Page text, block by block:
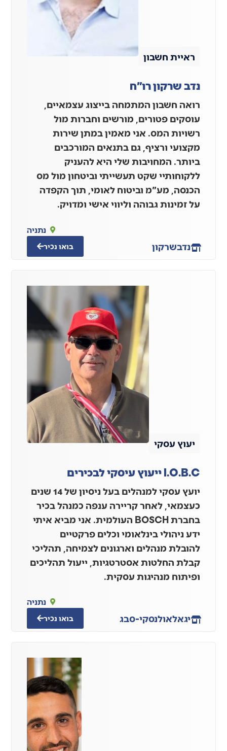
ראיית חשבון
נדב שרקון רו"ח
רואה חשבון המתמחה בייצוג עצמאיים,
עוסקים פטורים, מורשים וחברות מול
רשויות המס. אני מאמין במתן שירות
מקצועי ורציף, גם בתנאים המורכבים
ביותר. המחויבות שלי היא להעניק
ללקוחותיי שקט תעשייתי וביטחון מול מס
הכנסה, מע"מ וביטוח לאומי, תוך הקפדה
על זמינות גבוהה וליווי אישי ומדויק.
נדבשרקון
נתניה
בואו נכיר
יעוץ עסקי
I.O.B.C ייעוץ עיסקי לבכירים
יועץ עסקי למנהלים בעל ניסיון של 14 שנים
כעצמאי, לאחר קריירה ענפה כמנהל בכיר
בחברת BOSCH העולמית. אני מביא איתי
ידע ניהולי בינלאומי וכלים פרקטיים
להובלת מנהלים וארגונים לצמיחה, תהליכי
קבלת החלטות אסטרטגיות, ייעול תהליכים
ופיתוח מנהיגות עסקית.
יגאלאולנסקי-סבג
נתניה
בואו נכיר